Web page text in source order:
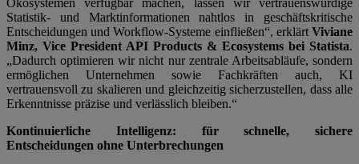
Statistik- und Marktinformationen nahtlos in geschäftskritische
Entscheidungen und Workflow-Systeme einfließen“, erklärt Viviane
Minz, Vice President API Products & Ecosystems bei Statista.
„Dadurch optimieren wir nicht nur zentrale Arbeitsabläufe, sondern
ermöglichen Unternehmen sowie Fachkräften auch, KI
vertrauensvoll zu skalieren und gleichzeitig sicherzustellen, dass alle
Erkenntnisse präzise und verlässlich bleiben.“
Kontinuierliche Intelligenz: für schnelle, sichere
Entscheidungen ohne Unterbrechungen